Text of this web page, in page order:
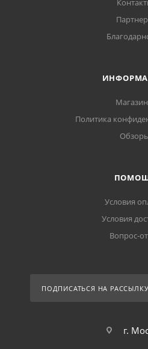
Политика
Условия
Условия
Вопрос-
ПОДПИСАТЬСЯ НА РАССЫЛКУ
г.